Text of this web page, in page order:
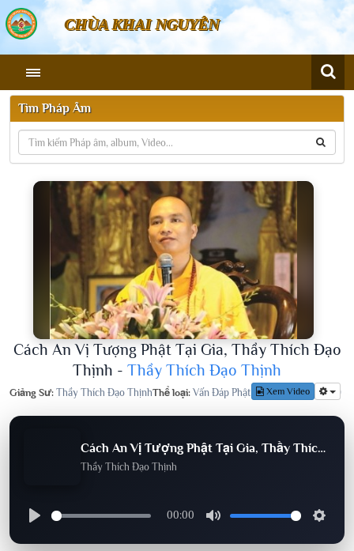
CHÙA KHAI NGUYÊN
Tìm Pháp Âm
Cách An Vị Tượng Phật Tại Gia, Thầy Thích Đạo
Thịnh - Thầy Thích Đạo Thịnh
Giảng Sư: Thầy Thích Đạo ThịnhThể loại: Vấn Đáp Phật PhápLượt nghe:319
Xem Video
Cách An Vị Tượng Phật Tại Gia, Thầy Thích Đạo Thịnh
Thầy Thích Đạo Thịnh
00:00